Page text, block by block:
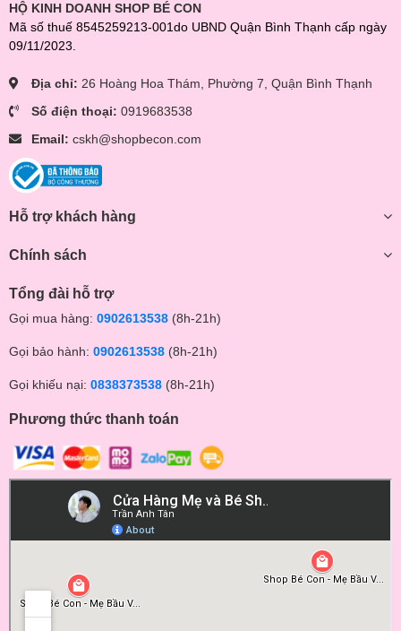
HỘ KINH DOANH SHOP BÉ CON
Mã số thuế 8545259213-001do UBND Quận Bình Thạnh cấp ngày
09/11/2023.
Địa chỉ: 26 Hoàng Hoa Thám, Phường 7, Quận Bình Thạnh
Số điện thoại: 0919683538
Email: cskh@shopbecon.com
Hỗ trợ khách hàng
Chính sách
Tổng đài hỗ trợ
Gọi mua hàng: 0902613538 (8h-21h)
Gọi bảo hành: 0902613538 (8h-21h)
Gọi khiếu nại: 0838373538 (8h-21h)
Phương thức thanh toán